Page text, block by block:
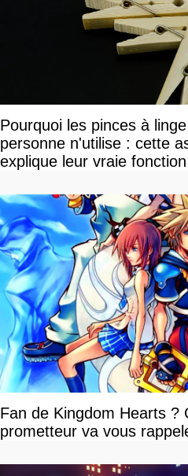
Pourquoi les pinces à
personne n'utilise : cette
explique leur vraie
Fan de Kingdom Hearts ?
prometteur va vous